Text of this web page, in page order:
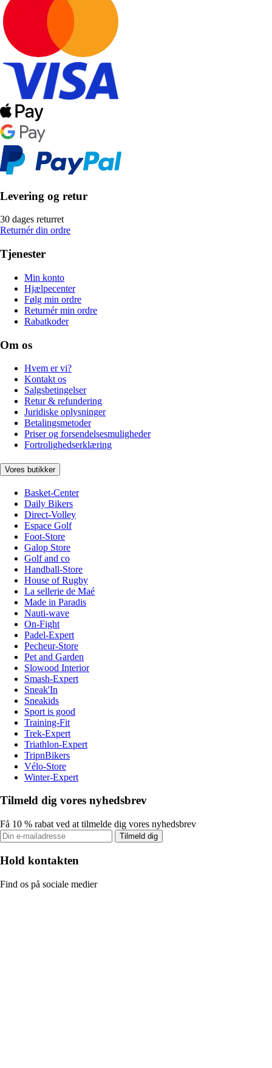
Levering og retur
30 dages returret
Returnér din ordre
Tjenester
Min konto
Hjælpecenter
Følg min ordre
Returnér min ordre
Rabatkoder
Om os
Hvem er vi?
Kontakt os
Salgsbetingelser
Retur & refundering
Juridiske oplysninger
Betalingsmetoder
Priser og forsendelsesmuligheder
Fortrolighedserklæring
Vores butikker
Basket-Center
Daily Bikers
Direct-Volley
Espace Golf
Foot-Store
Galop Store
Golf and co
Handball-Store
House of Rugby
La sellerie de Maé
Made in Paradis
Nauti-wave
On-Fight
Padel-Expert
Pecheur-Store
Pet and Garden
Slowood Interior
Smash-Expert
Sneak'In
Sneakids
Sport is good
Training-Fit
Trek-Expert
Triathlon-Expert
TripnBikers
Vélo-Store
Winter-Expert
Tilmeld dig vores nyhedsbrev
Få 10 % rabat ved at tilmelde dig vores nyhedsbrev
Tilmeld dig
Hold kontakten
Find os på sociale medier